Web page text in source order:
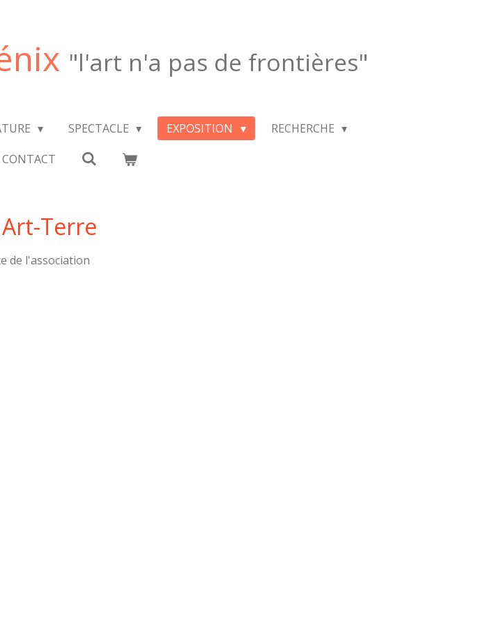
"l'art n'a pas de frontières"
SPECTACLE EXPOSITION
RECHERCHE
CONTACT
Terre
de l'association